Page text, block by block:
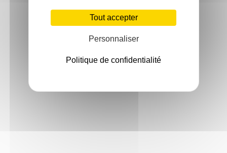
Tout accepter
Personnaliser
Politique de confidentialité